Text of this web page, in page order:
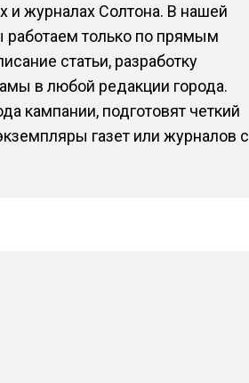
и журналах Солтона. В нашей
работаем только по прямым
статьи, разработку
в любой редакции города.
кампании, подготовят четкий
газет или журналов с